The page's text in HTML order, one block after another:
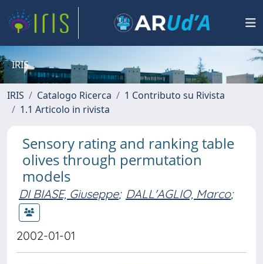
IRIS
IRIS Catalogo Ricerca
1 Contributo su Rivista
1.1 Articolo in rivista
Sensory rating and ranking table
olives through permutation
models
DI BIASE, Giuseppe; DALL'AGLIO, Marco;
2002-01-01